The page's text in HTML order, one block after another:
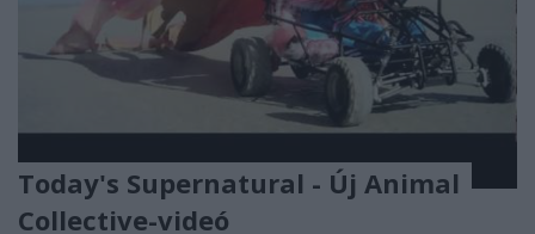
Today's Supernatural - Új Animal
Collective-videó